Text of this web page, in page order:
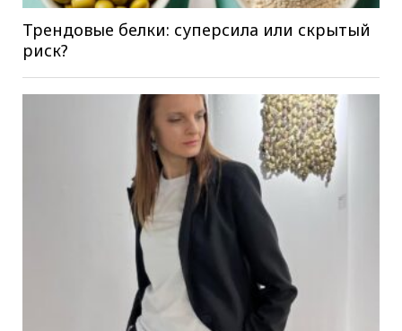
Трендовые белки: суперсила или скрытый
риск?